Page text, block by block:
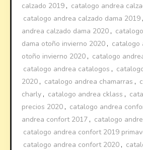
calzado 2019 , catalogo andrea
catalogo andrea calzado dama 2019 ,
andrea calzado dama 2020 ,
dama otoño invierno 2020 , catalogo
otoño invierno 2020 , catalogo
catalogo andrea catalogos ,
2020 , catalogo andrea chamarras ,
charly , catalogo andrea cklass ,
precios 2020 , catalogo andrea
andrea confort 2017 , catalogo
catalogo andrea confort 2019
catalogo andrea confort 2020 ,